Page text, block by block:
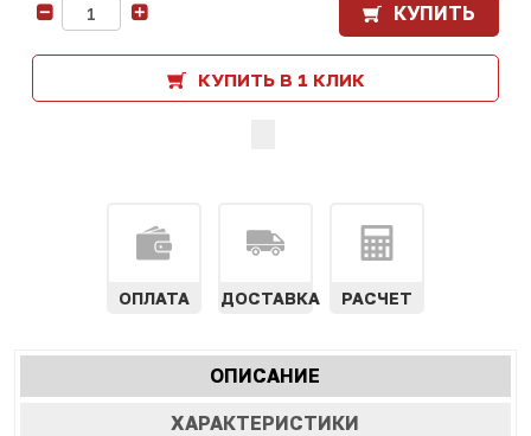
КУПИТЬ
КУПИТЬ В 1 КЛИК
ОПЛАТА ДОСТАВКА РАСЧЕТ
Характеристики
табы
ОПИСАНИЕ
ВКЛАДКА)
ХАРАКТЕРИСТИКИ